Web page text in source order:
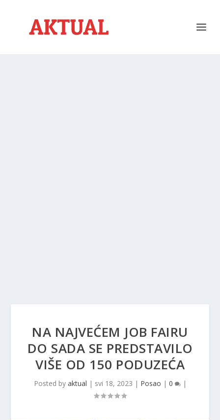
NA NAJVEĆEM JOB FAIRU
DO SADA SE PREDSTAVILO
VIŠE OD 150 PODUZEĆA
Posted by aktual | svi 18, 2023 | Posao | 0 |